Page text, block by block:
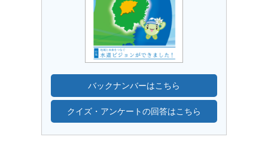
バックナンバーはこちら
クイズ・アンケートの回答はこちら